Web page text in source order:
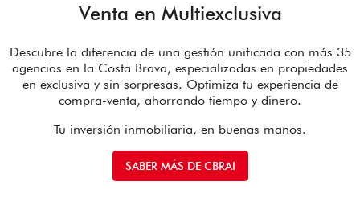
Venta en Multiexclusiva
Descubre la diferencia de una gestión unificada con más 35
agencias en la Costa Brava, especializadas en propiedades
en exclusiva y sin sorpresas. Optimiza tu experiencia de
compra-venta, ahorrando tiempo y dinero.
Tu inversión inmobiliaria, en buenas manos.
SABER MÁS DE CBRAI